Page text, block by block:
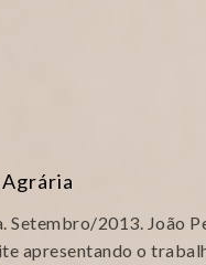
2013. João
apresentando o